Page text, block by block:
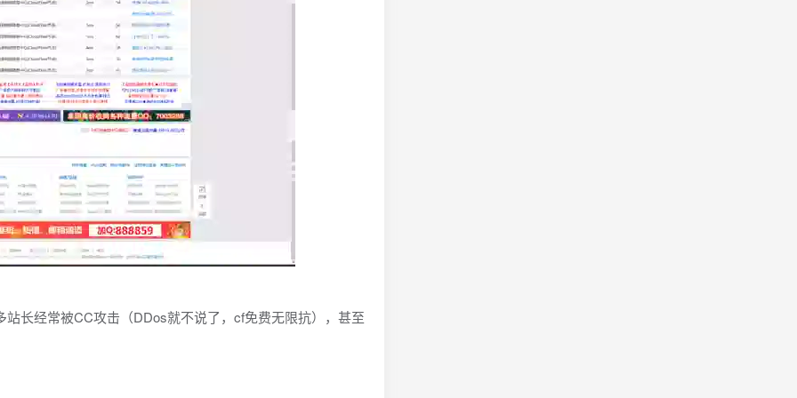
长经常被CC攻击（DDos就不说了，cf免费无限抗），甚至